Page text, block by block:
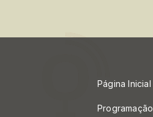
Página Inicial
Programação